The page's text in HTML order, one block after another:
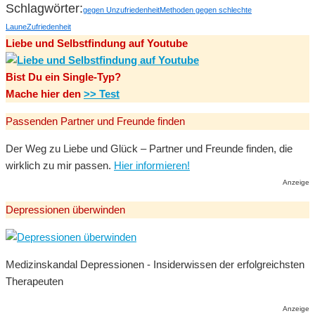
Schlagwörter:gegen UnzufriedenheitMethoden gegen schlechte
LauneZufriedenheit
Liebe und Selbstfindung auf Youtube
Bist Du ein Single-Typ?
Mache hier den >> Test
Passenden Partner und Freunde finden
Der Weg zu Liebe und Glück – Partner und Freunde finden, die
wirklich zu mir passen. Hier informieren!
Anzeige
Depressionen überwinden
Medizinskandal Depressionen - Insiderwissen der erfolgreichsten
Therapeuten
Anzeige